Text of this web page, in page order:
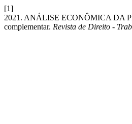
[1]
2021. ANÁLISE ECONÔMICA DA
complementar. Revista de Direito -